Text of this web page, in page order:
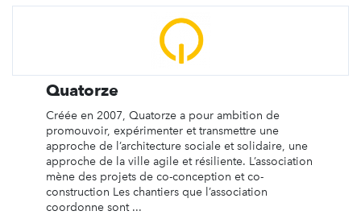
Quatorze
Créée en 2007, Quatorze a pour ambition de
promouvoir, expérimenter et transmettre une
approche de l’architecture sociale et solidaire, une
approche de la ville agile et résiliente. L’association
mène des projets de co-conception et co-
construction Les chantiers que l’association
coordonne sont ...